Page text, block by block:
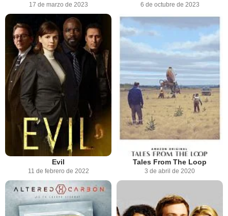
17 de marzo de 2023 6 de octubre de 2023
Evil
11 de febrero de 2022
Tales From The Loop
3 de abril de 2020